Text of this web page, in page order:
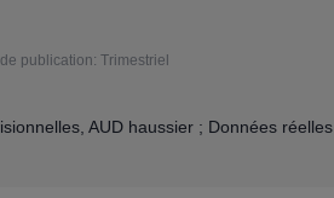
publication: Trimestriel
AUD haussier ; Données réelles